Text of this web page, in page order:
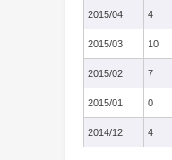
2015/04 4
2015/03 10
2015/02 7
2015/01 0
2014/12 4